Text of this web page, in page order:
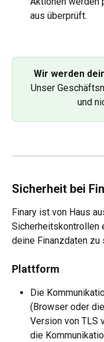
aus überprüft.
Wir werden
Unser
und
Sicherheit bei
Finary ist von Haus
Sicherheitskontrollen
deine Finanzdaten zu
Plattform
Die
(Browser oder
Version von TLS
die